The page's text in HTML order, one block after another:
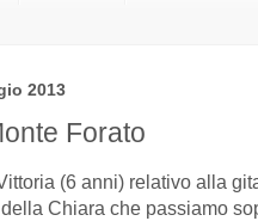
2013
Forato
(6 anni) relativo alla
Chiara che passiamo